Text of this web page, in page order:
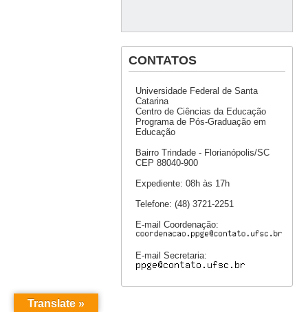
CONTATOS
Universidade Federal de Santa
Catarina
Centro de Ciências da Educação
Programa de Pós-Graduação em
Educação
Bairro Trindade - Florianópolis/SC
CEP 88040-900
Expediente: 08h às 17h
Telefone: (48) 3721-2251
E-mail Coordenação:
E-mail Secretaria:
Translate »